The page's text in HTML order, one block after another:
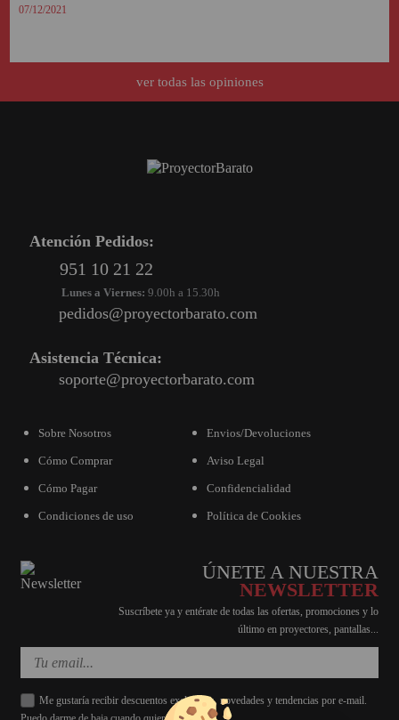
07/12/2021
ver todas las opiniones
Atención Pedidos:
951 10 21 22
Lunes a Viernes: 9.00h a 15.30h
pedidos@proyectorbarato.com
Asistencia Técnica:
soporte@proyectorbarato.com
Sobre Nosotros
Cómo Comprar
Cómo Pagar
Condiciones de uso
Envios/Devoluciones
Aviso Legal
Confidencialidad
Política de Cookies
ÚNETE A NUESTRA
NEWSLETTER
Suscríbete ya y entérate de todas las ofertas, promociones y lo
último en proyectores, pantallas...
Me gustaría recibir descuentos exclusivos, novedades y tendencias por e-mail.